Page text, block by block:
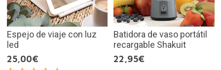
Espejo de viaje con luz
led
25,00€
Batidora de vaso portátil
recargable Shakuit
22,95€